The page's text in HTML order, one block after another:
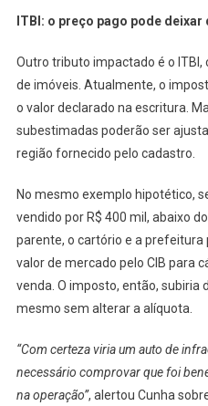
ITBI: o preço pago pode
Outro tributo impactado é o
de imóveis. Atualmente, o
o valor declarado na escritura.
subestimadas poderão ser
região fornecido pelo cadastro.
No mesmo exemplo hipotético,
vendido por R$ 400 mil, abaixo
parente, o cartório e a prefeitura
valor de mercado pelo CIB para
venda. O imposto, então, subiria
mesmo sem alterar a alíquota.
“Com certeza viria um auto de
necessário comprovar que foi
na operação”, alertou Cunha